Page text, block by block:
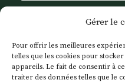
Gérer le
Pour offrir les meilleures
telles que les cookies pour
appareils. Le fait de consentir à
traiter des données telles que le